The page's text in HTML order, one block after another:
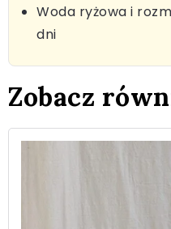
Woda ryżowa i
dni
Zobacz